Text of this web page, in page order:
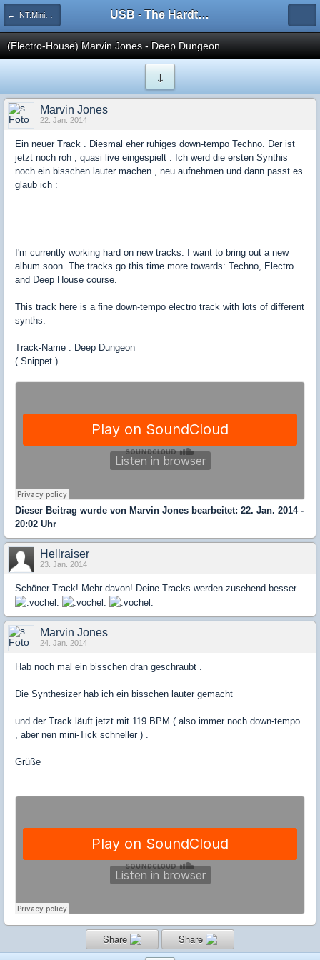
← NT:Minimal-House-DnB USB - The Hardtechno Family
(Electro-House) Marvin Jones - Deep Dungeon
↓
Marvin Jones
22. Jan. 2014
Ein neuer Track . Diesmal eher ruhiges down-tempo Techno. Der ist
jetzt noch roh , quasi live eingespielt . Ich werd die ersten Synthis
noch ein bisschen lauter machen , neu aufnehmen und dann passt es
glaub ich :
I'm currently working hard on new tracks. I want to bring out a new
album soon. The tracks go this time more towards: Techno, Electro
and Deep House course.
This track here is a fine down-tempo electro track with lots of different
synths.
Track-Name : Deep Dungeon
( Snippet )
Dieser Beitrag wurde von Marvin Jones bearbeitet: 22. Jan. 2014 -
20:02 Uhr
Hellraiser
23. Jan. 2014
Schöner Track! Mehr davon! Deine Tracks werden zusehend besser...
Marvin Jones
24. Jan. 2014
Hab noch mal ein bisschen dran geschraubt .
Die Synthesizer hab ich ein bisschen lauter gemacht
und der Track läuft jetzt mit 119 BPM ( also immer noch down-tempo
, aber nen mini-Tick schneller ) .
Grüße
Share Share